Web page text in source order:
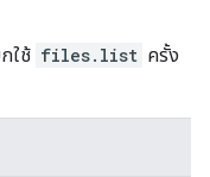
ใช้ files.list ครั้ง